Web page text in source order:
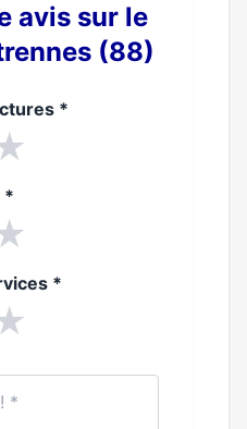
avis sur le
(88)
*
*
*